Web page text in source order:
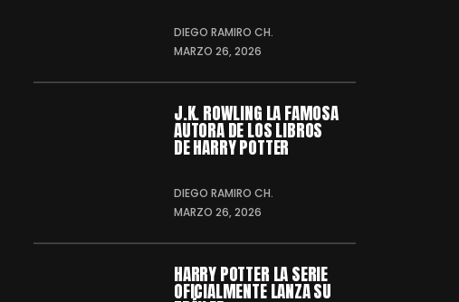
DIEGO RAMIRO CH.
MARZO 26, 2026
J.K. ROWLING LA FAMOSA
AUTORA DE LOS LIBROS
DE HARRY POTTER
DIEGO RAMIRO CH.
MARZO 26, 2026
HARRY POTTER LA SERIE
OFICIALMENTE LANZA SU